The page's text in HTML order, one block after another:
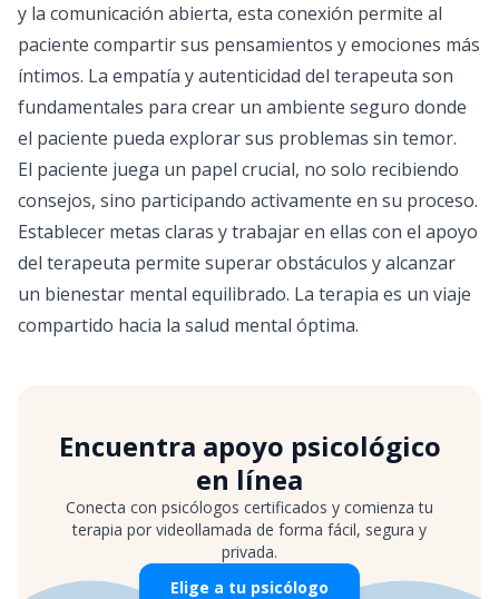
y la comunicación abierta, esta conexión permite al
paciente compartir sus pensamientos y emociones más
íntimos. La empatía y autenticidad del terapeuta son
fundamentales para crear un ambiente seguro donde
el paciente pueda explorar sus problemas sin temor.
El paciente juega un papel crucial, no solo recibiendo
consejos, sino participando activamente en su proceso.
Establecer metas claras y trabajar en ellas con el apoyo
del terapeuta permite superar obstáculos y alcanzar
un bienestar mental equilibrado. La terapia es un viaje
compartido hacia la salud mental óptima.
Encuentra apoyo psicológico
en línea
Conecta con psicólogos certificados y comienza tu
terapia por videollamada de forma fácil, segura y
privada.
Elige a tu psicólogo